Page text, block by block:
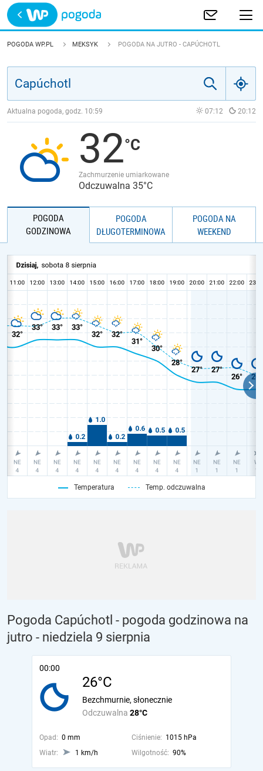
Trwa ładowanie
POLSKA
JAKOŚĆ POWIETRZA
POGODA WP.PL MEKSYK POGODA NA JUTRO - CAPÚCHOTL
Aktualna pogoda, godz. 10:59 07:12 20:12
32
Zachmurzenie umiarkowane
Odczuwalna 35°C
POGODA
GODZINOWA
POGODA
DŁUGOTERMINOWA
POGODA NA
WEEKEND
Temperatura Temp. odczuwalna
Pogoda Capúchotl - pogoda godzinowa na
jutro - niedziela 9 sierpnia
00:00
26°C
Odczuwalna 28°C
Bezchmurnie, słonecznie
Opad: 0 mm Ciśnienie: 1015 hPa
Wiatr:
1 km/h Wilgotność: 90%